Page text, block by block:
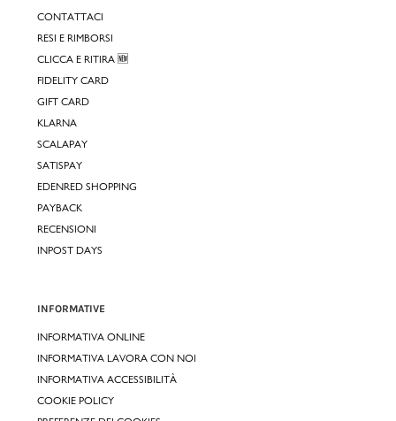
CONTATTACI
RESI E RIMBORSI
CLICCA E RITIRA 🆕
FIDELITY CARD
GIFT CARD
KLARNA
SCALAPAY
SATISPAY
EDENRED SHOPPING
PAYBACK
RECENSIONI
INPOST DAYS
INFORMATIVE
INFORMATIVA ONLINE
INFORMATIVA LAVORA CON NOI
INFORMATIVA ACCESSIBILITÀ
COOKIE POLICY